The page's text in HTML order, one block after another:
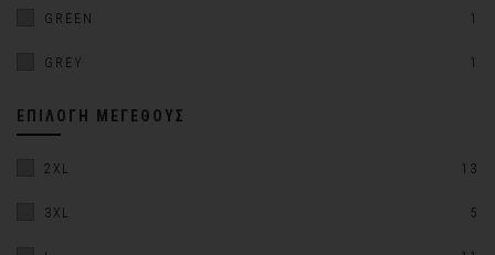
GREEN 1
GREY 1
ΕΠΙΛΟΓΉ ΜΕΓΈΘΟΥΣ
2XL 13
3XL 5